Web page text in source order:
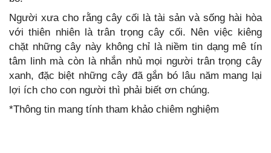
Người xưa cho rằng cây cối là tài sản và sống hài hòa
với thiên nhiên là trân trọng cây cối. Nên việc kiêng
chặt những cây này không chỉ là niềm tin dạng mê tín
tâm linh mà còn là nhắn nhủ mọi người trân trọng cây
xanh, đặc biệt những cây đã gắn bó lâu năm mang lại
lợi ích cho con người thì phải biết ơn chúng.
*Thông tin mang tính tham khảo chiêm nghiệm